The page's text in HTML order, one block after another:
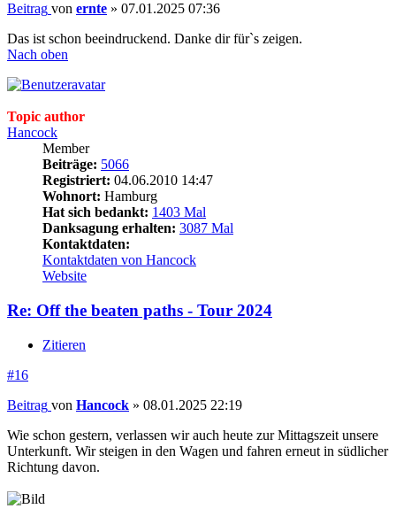
Beitrag von ernte » 07.01.2025 07:36
Das ist schon beeindruckend. Danke dir für`s zeigen.
Nach oben
Topic author
Hancock
Member
Beiträge: 5066
Registriert: 04.06.2010 14:47
Wohnort: Hamburg
Hat sich bedankt: 1403 Mal
Danksagung erhalten: 3087 Mal
Kontaktdaten:
Kontaktdaten von Hancock
Website
Re: Off the beaten paths - Tour 2024
Zitieren
#16
Beitrag von Hancock » 08.01.2025 22:19
Wie schon gestern, verlassen wir auch heute zur Mittagszeit unsere
Unterkunft. Wir steigen in den Wagen und fahren erneut in südlicher
Richtung davon.